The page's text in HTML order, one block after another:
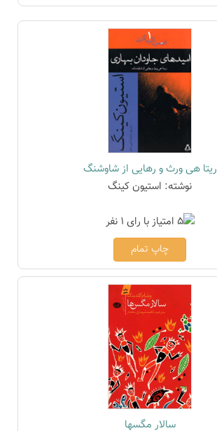
ریتا هی ورث و رهایی از شاوشنگ
نوشته: استیون کینگ
چاپ تمام
سالار مگسها